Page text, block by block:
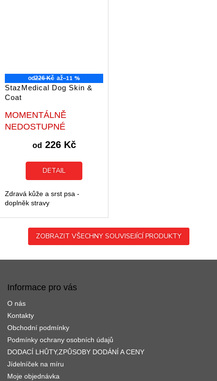
od226 Kč až–11 %
StazMedical Dog Skin &
Coat
Průměrné
hodnocení
produktu
5,0
5
hvězdiček.
MOMENTÁLNĚ
NEDOSTUPNÉ
od 226 Kč
DETAIL
Zdravá kůže a srst psa -
doplněk stravy
ZOBRAZIT VŠECHNY SOUVISEJÍCÍ PRODUKTY
Informace pro vás
O nás
Kontakty
Obchodní podmínky
Podmínky ochrany osobních údajů
DODACÍ LHŮTY,ZPŮSOBY DODÁNÍ A CENY
Jídelníček na míru
Moje objednávka